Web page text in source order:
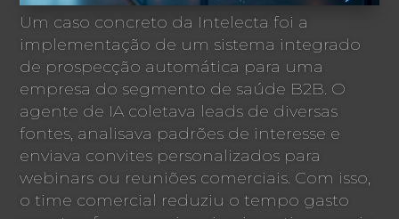
Um caso concreto da Intelecta foi a
implementação de um sistema integrado
de prospecção automática para uma
empresa do segmento de saúde B2B. O
agente de IA coletava leads de diversas
fontes, analisava padrões de interesse e
enviava convites personalizados para
webinars ou reuniões comerciais. Com isso,
o time comercial reduziu o tempo gasto